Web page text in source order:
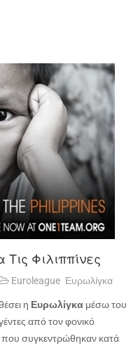
Τις Φιλιππίνες
Euroleague Ευρωλίγκα
η Ευρωλίγκα μέσω του
από τον φονικό
που συγκεντρώθηκαν κατά